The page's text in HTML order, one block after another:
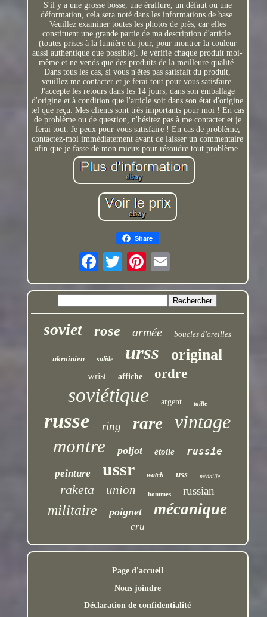
S'il y a une grosse bosse, une éraflure, un défaut ou une
déformation, cela sera noté dans les informations de base.
Veuillez examiner toutes les photos de près, car elles
constituent une grande partie de ma description d'article.
(toutes prises à la lumière du jour, pour montrer la couleur
aussi authentique que possible). Je vérifie chaque produit moi-
même et ne vends que des produits de la meilleure qualité.
Dans tous les cas, si vous n'êtes pas satisfait du produit,
veuillez me contacter et je ferai tout pour vous satisfaire.
J'accepte les retours dans les 14 jours, dans son emballage
d'origine et à condition que l'article soit dans son état d'origine
tel que reçu. Mes clients sont très importants pour moi ! En cas
de problème ou de question, n'hésitez pas à me contacter et je
ferai tout. Je peux pour vous satisfaire ! En cas de problème,
contactez-moi immédiatement avant de laisser un commentaire
afin que je fasse de mon mieux pour résoudre tout problème.
Share
soviet rose armée boucles d'oreilles
ukrainien solide urss original
wrist affiche ordre
soviétique argent taille
russe ring rare vintage
montre poljot étoile
russie
peinture
ussr watch uss médaille
raketa union hommes russian
militaire poignet mécanique
cru
Page d'accueil
Nous joindre
Déclaration de confidentialité